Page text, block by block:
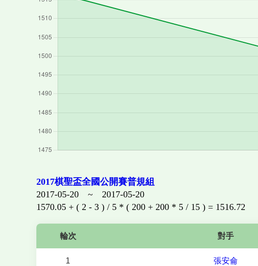
2017棋聖盃全國公開賽普規組
2017-05-20 ~ 2017-05-20
1570.05 + ( 2 - 3 ) / 5 * ( 200 + 200 * 5 / 15 ) = 1516.72
輪次 對手
1 張安侖